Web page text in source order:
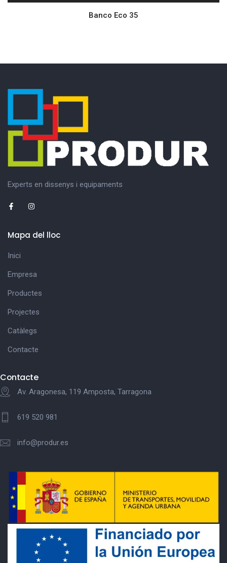
Banco Eco 35
Experts en dissenys i equipaments
Mapa del lloc
Inici
Empresa
Productes
Projectes
Catàlegs
Contacte
Contacte
Av. Aragonesa, 119 Amposta, Tarragona
619 520 981
info@produr.es